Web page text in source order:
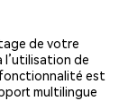
de votre
de
est
multilingue